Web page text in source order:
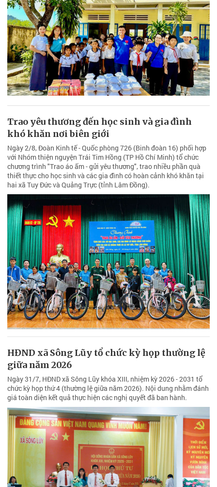
Trao yêu thương đến học sinh và gia đình
khó khăn nơi biên giới
Ngày 2/8, Đoàn Kinh tế - Quốc phòng 726 (Binh đoàn 16) phối hợp
với Nhóm thiện nguyện Trái Tim Hồng (TP Hồ Chí Minh) tổ chức
chương trình "Trao áo ấm - gửi yêu thương", trao nhiều phần quà
thiết thực cho học sinh và các gia đình có hoàn cảnh khó khăn tại
hai xã Tuy Đức và Quảng Trực (tỉnh Lâm Đồng).
HĐND xã Sông Lũy tổ chức kỳ họp thường lệ
giữa năm 2026
Ngày 31/7, HĐND xã Sông Lũy khóa XIII, nhiệm kỳ 2026 - 2031 tổ
chức kỳ họp thứ 4 (thường lệ giữa năm 2026). Nội dung nhằm đánh
giá toàn diện kết quả thực hiện các nghị quyết đã ban hành.